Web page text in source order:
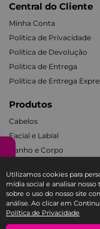
Utilizamos cookies para
mídia social e analisar
sobre o uso do nosso site
análise. Ao clicar em
Política de Privacidade
Central do Cliente
Minha Conta
Política de Privacidade
Política de Devolução
Politica de Entrega
Política de Entrega
Produtos
Cabelos
Facial e Labial
Banho e Corpo
SAC